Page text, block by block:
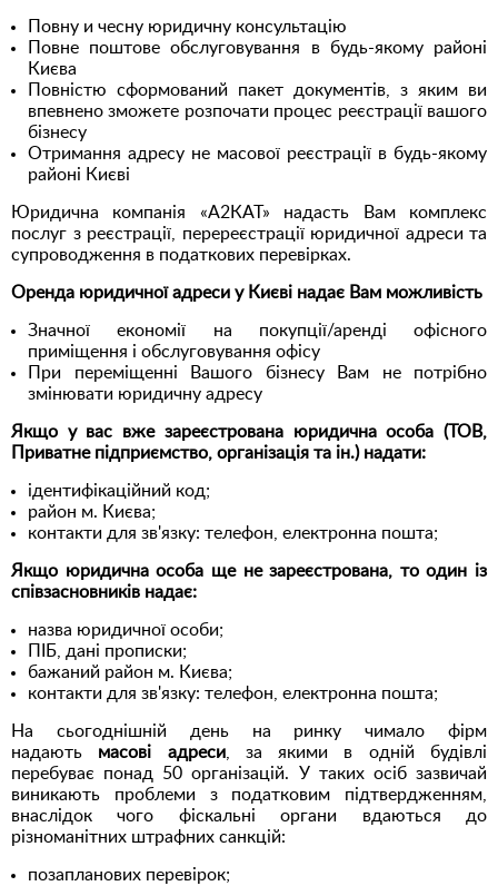
Повну и чесну юридичну консультацію
Повне поштове обслуговування в будь-якому районі
Києва
Повністю сформований пакет документів, з яким ви
впевнено зможете розпочати процес реєстрації вашого
бізнесу
Отримання адресу не масової реєстрації в будь-якому
районі Києві
Юридична компанія «А2КАТ» надасть Вам комплекс
послуг з реєстрації, перереєстрації юридичної адреси та
супроводження в податкових перевірках.
Оренда юридичної адреси у Києві надає Вам можливість
Значної економії на покупції/аренді офісного
приміщення і обслуговування офісу
При переміщенні Вашого бізнесу Вам не потрібно
змінювати юридичну адресу
Якщо у вас вже зареєстрована юридична особа (ТОВ,
Приватне підприємство, організація та ін.) надати:
ідентифікаційний код;
район м. Києва;
контакти для зв'язку: телефон, електронна пошта;
Якщо юридична особа ще не зареєстрована, то один із
співзасновників надає:
назва юридичної особи;
ПІБ, дані прописки;
бажаний район м. Києва;
контакти для зв'язку: телефон, електронна пошта;
На сьогоднішній день на ринку чимало фірм
надають масові адреси, за якими в одній будівлі
перебуває понад 50 організацій. У таких осіб зазвичай
виникають проблеми з податковим підтвердженням,
внаслідок чого фіскальні органи вдаються до
різноманітних штрафних санкцій:
позапланових перевірок;